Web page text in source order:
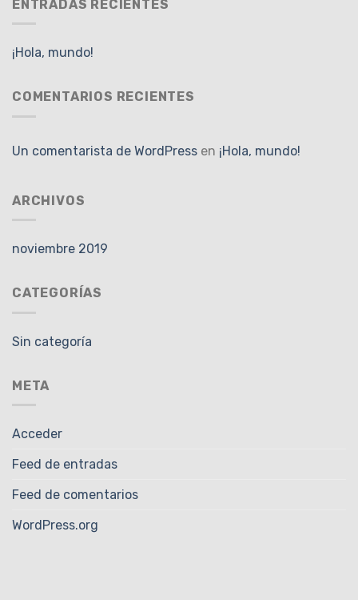
ENTRADAS RECIENTES
¡Hola, mundo!
COMENTARIOS RECIENTES
Un comentarista de WordPress en ¡Hola, mundo!
ARCHIVOS
noviembre 2019
CATEGORÍAS
Sin categoría
META
Acceder
Feed de entradas
Feed de comentarios
WordPress.org